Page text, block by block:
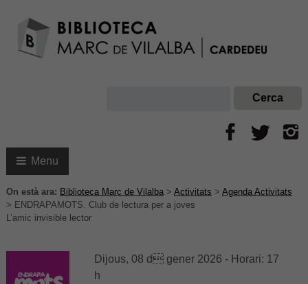
Menu
On està ara: Biblioteca Marc de Vilalba> Activitats > Agenda Activitats
> ENDRAPAMOTS. Club de lectura per a joves
L’amic invisible lector
Dijous, 08 d gener 2026 - Horari: 17
h